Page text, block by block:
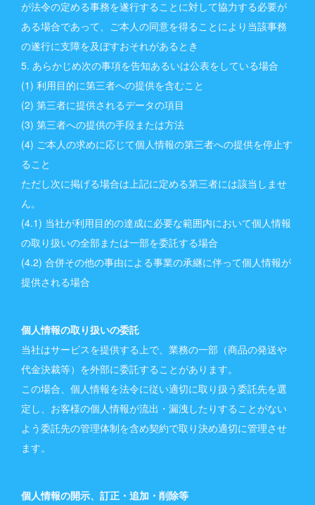
が法令の定める事務を遂行することに対して協力する必要が
ある場合であって、ご本人の同意を得ることにより当該事務
の遂行に支障を及ぼすおそれがあるとき
5. あらかじめ次の事項を告知あるいは公表をしている場合
(1) 利用目的に第三者への提供を含むこと
(2) 第三者に提供されるデータの項目
(3) 第三者への提供の手段または方法
(4) ご本人の求めに応じて個人情報の第三者への提供を停止す
ること
ただし次に掲げる場合は上記に定める第三者には該当しませ
ん。
(4.1) 当社が利用目的の達成に必要な範囲内において個人情報
の取り扱いの全部または一部を委託する場合
(4.2) 合併その他の事由による事業の承継に伴って個人情報が
提供される場合
個人情報の取り扱いの委託
当社はサービスを提供する上で、業務の一部（商品の発送や
代金決裁等）を外部に委託することがあります。
この場合、個人情報を法令に従い適切に取り扱う委託先を選
定し、お客様の個人情報が流出・漏洩したりすることがない
よう委託先の管理体制を含め契約で取り決め適切に管理させ
ます。
個人情報の開示、訂正・追加・削除等